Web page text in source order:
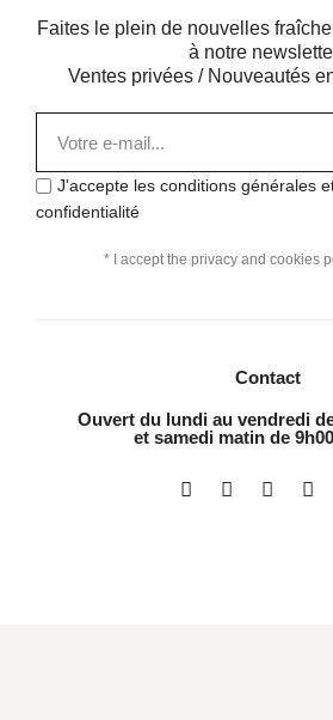
Faites le plein de nouvelles
à notre
Ventes privées / Nouveautés
J'accepte les conditions générales
confidentialité
* I accept the privacy and cookies
Contact
Ouvert du lundi au vendredi
et samedi matin de